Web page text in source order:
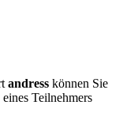
andress können Sie
Teilnehmers